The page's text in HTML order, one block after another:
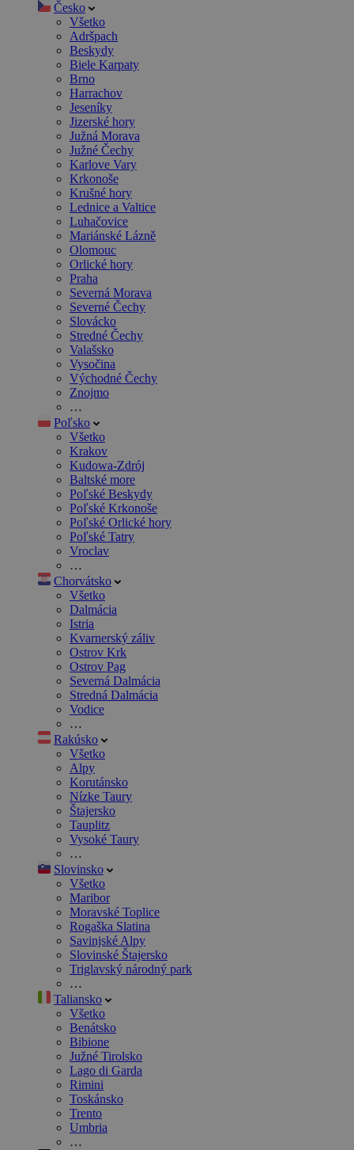
Česko
Všetko
Adršpach
Beskydy
Biele Karpaty
Brno
Harrachov
Jeseníky
Jizerské hory
Južná Morava
Južné Čechy
Karlove Vary
Krkonoše
Krušné hory
Lednice a Valtice
Luhačovice
Mariánské Lázně
Olomouc
Orlické hory
Praha
Severná Morava
Severné Čechy
Slovácko
Stredné Čechy
Valašsko
Vysočina
Východné Čechy
Znojmo
…
Poľsko
Všetko
Krakov
Kudowa-Zdrój
Baltské more
Poľské Beskydy
Poľské Krkonoše
Poľské Orlické hory
Poľské Tatry
Vroclav
…
Chorvátsko
Všetko
Dalmácia
Istria
Kvarnerský záliv
Ostrov Krk
Ostrov Pag
Severná Dalmácia
Stredná Dalmácia
Vodice
…
Rakúsko
Všetko
Alpy
Korutánsko
Nízke Taury
Štajersko
Tauplitz
Vysoké Taury
…
Slovinsko
Všetko
Maribor
Moravské Toplice
Rogaška Slatina
Savinjské Alpy
Slovinské Štajersko
Triglavský národný park
…
Taliansko
Všetko
Benátsko
Bibione
Južné Tirolsko
Lago di Garda
Rimini
Toskánsko
Trento
Umbria
…